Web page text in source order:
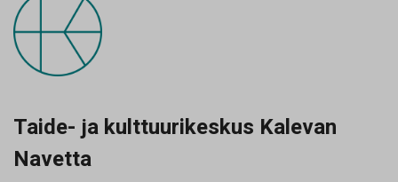
Taide- ja kulttuurikeskus Kalevan
Navetta